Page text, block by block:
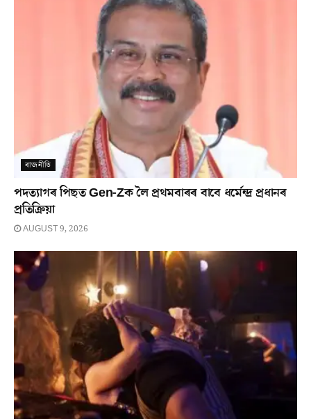
ৰাজনীতি
পদত্যাগৰ পিছত Gen-Zক লৈ প্ৰথমবাৰৰ বাবে ধৰ্মেন্দ্ৰ প্ৰধানৰ
প্ৰতিক্ৰিয়া
AUGUST 9, 2026